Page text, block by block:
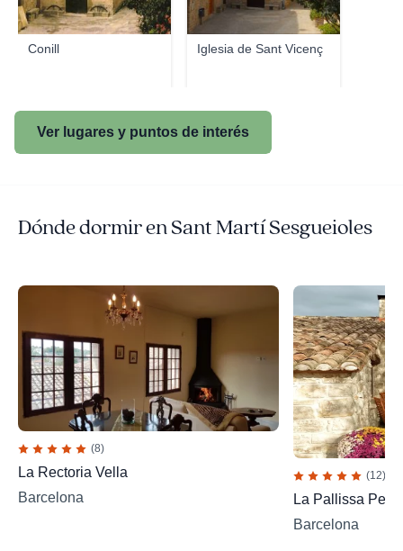
Conill Iglesia de Sant Vicenç
Ver lugares y puntos de interés
Dónde dormir en Sant Martí Sesgueioles
(8)
La Rectoria Vella
Barcelona
(12)
La Pallissa
Barcelona